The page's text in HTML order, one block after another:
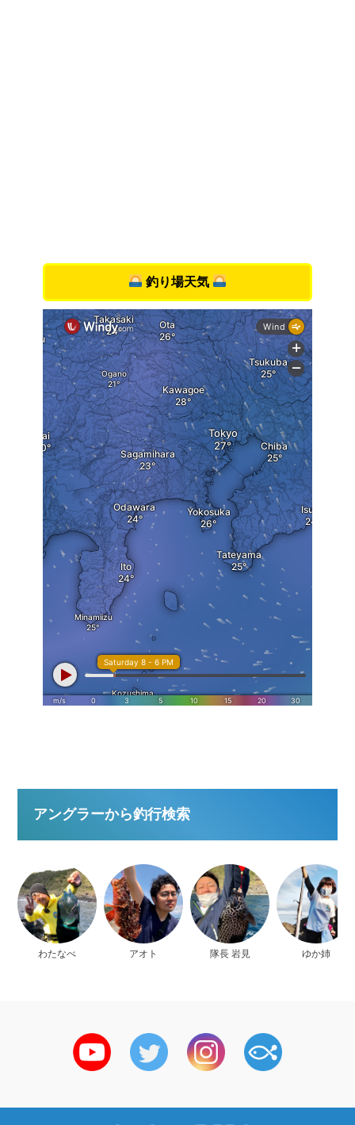
釣り場天気
アングラーから釣行検索
わたなべ アオト 隊長 岩見 ゆか姉